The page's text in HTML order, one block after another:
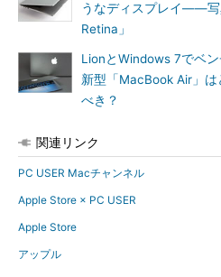
うなディスプレイ――写
Retina」
LionとWindows 7でベ
新型「MacBook Air」
べき？
関連リンク
PC USER Macチャンネル
Apple Store × PC USER
Apple Store
アップル